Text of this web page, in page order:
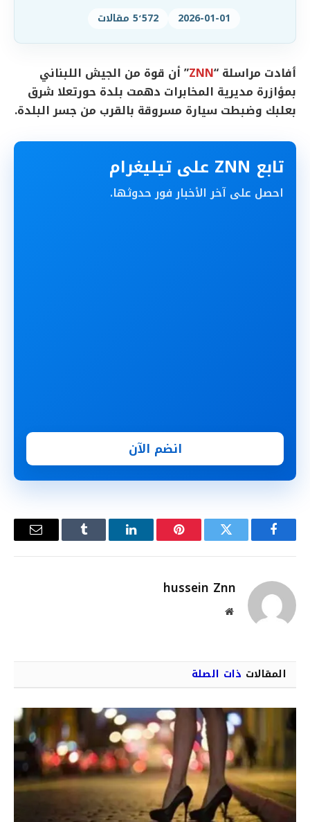
2026-01-01 5٬572 مقالات
ٲفادت مراسلة “ZNN” أن قوة من الجيش اللبناني
بمؤازرة مديرية المخابرات دهمت بلدة حورتعلا شرق
بعلبك وضبطت سيارة مسروقة بالقرب من جسر البلدة.
تابع ZNN على تيليغرام
احصل على آخر الأخبار فور حدوثها.
انضم الآن
فيسبوك تويتر بينتيريستلينكدإن Tumblr
البريد
hussein Znn
موقع
المقالات ذات الصلة